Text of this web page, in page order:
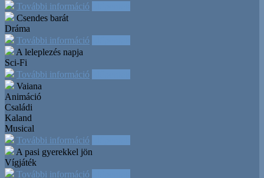
További információ
Csendes barát
Dráma
További információ
A leleplezés napja
Sci-Fi
További információ
Vaiana
Animáció
Családi
Kaland
Musical
További információ
A pasi gyerekkel jön
Vígjáték
További információ